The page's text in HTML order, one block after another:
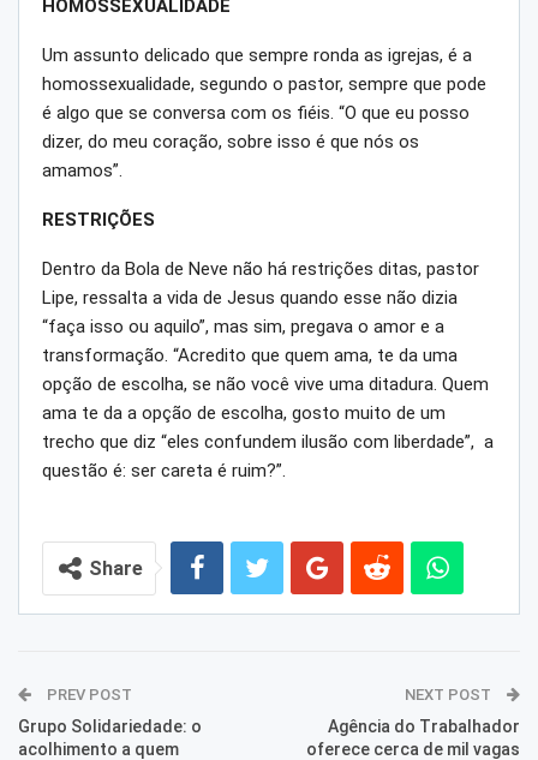
HOMOSSEXUALIDADE
Um assunto delicado que sempre ronda as igrejas, é a
homossexualidade, segundo o pastor, sempre que pode
é algo que se conversa com os fiéis. “O que eu posso
dizer, do meu coração, sobre isso é que nós os
amamos”.
RESTRIÇÕES
Dentro da Bola de Neve não há restrições ditas, pastor
Lipe, ressalta a vida de Jesus quando esse não dizia
“faça isso ou aquilo”, mas sim, pregava o amor e a
transformação. “Acredito que quem ama, te da uma
opção de escolha, se não você vive uma ditadura. Quem
ama te da a opção de escolha, gosto muito de um
trecho que diz “eles confundem ilusão com liberdade”, a
questão é: ser careta é ruim?”.
Share
PREV POST
Grupo Solidariedade: o
acolhimento a quem
NEXT POST
Agência do Trabalhador
oferece cerca de mil vagas